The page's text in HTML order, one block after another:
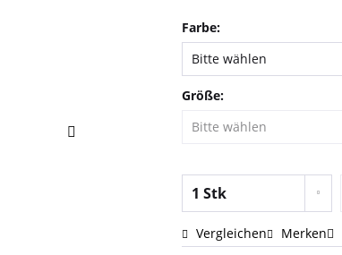
Farbe:
Größe:
Vergleichen Merken